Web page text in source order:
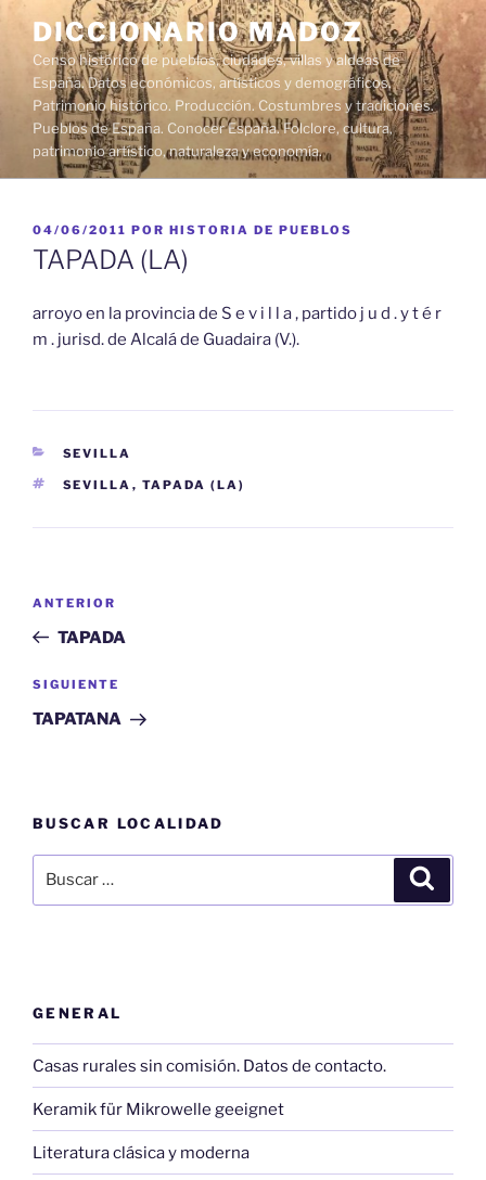
contenido
DICCIONARIO MADOZ
Censo histórico de pueblos, ciudades, villas y aldeas de
España. Datos económicos, artísticos y demográficos.
Patrimonio histórico. Producción. Costumbres y tradiciones.
Pueblos de España. Conocer España. Folclore, cultura,
patrimonio artístico, naturaleza y economía.
PUBLICADO
EL
04/06/2011 POR HISTORIA DE PUEBLOS
TAPADA (LA)
arroyo en la provincia de S e v i l l a , partido j u d . y t é r
m . jurisd. de Alcalá de Guadaira (V.).
CATEGORÍAS
SEVILLA
ETIQUETAS
SEVILLA , TAPADA (LA)
entradas
Entrada
anterior:
ANTERIOR
TAPADA
Siguiente
entrada
SIGUIENTE
TAPATANA
BUSCAR LOCALIDAD
por:
GENERAL
Casas rurales sin comisión. Datos de contacto.
Keramik für Mikrowelle geeignet
Literatura clásica y moderna